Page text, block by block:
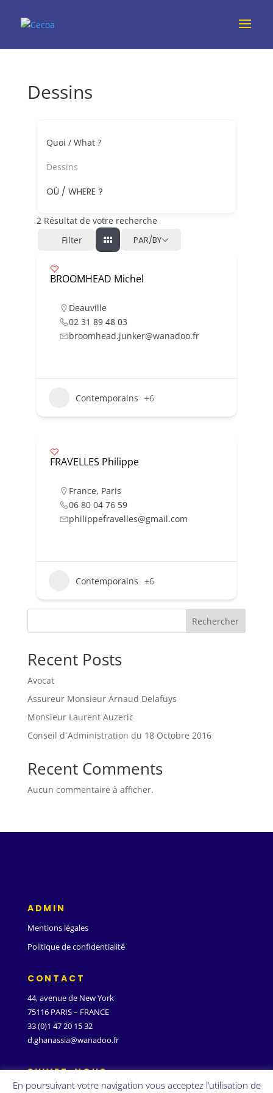
Dessins
Quoi / What ?
Dessins
OÙ / WHERE ?
2Résultat de votre recherche
Filter
PAR/BY
BROOMHEAD Michel
Deauville
02 31 89 48 03
broomhead.junker@wanadoo.fr
Contemporains +6
FRAVELLES Philippe
France, Paris
06 80 04 76 59
philippefravelles@gmail.com
Contemporains +6
Rechercher
Recent Posts
Avocat
Assureur Monsieur Arnaud Delafuys
Monsieur Laurent Auzeric
Conseil d´Administration du 18 Octobre 2016
Recent Comments
Aucun commentaire à afficher.
ADMIN
Mentions légales
Politique de confidentialité
CONTACT
44, avenue de New York
75116 PARIS – FRANCE
33 (0)1 47 20 15 32
d.ghanassia@wanadoo.fr
SUIVEZ-NOUS
En poursuivant votre navigation vous acceptez l’utilisation de